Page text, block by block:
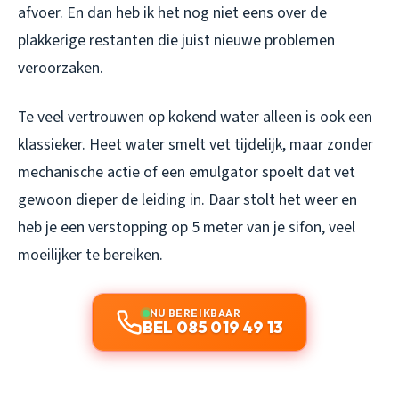
afvoer. En dan heb ik het nog niet eens over de
plakkerige restanten die juist nieuwe problemen
veroorzaken.
Te veel vertrouwen op kokend water alleen is ook een
klassieker. Heet water smelt vet tijdelijk, maar zonder
mechanische actie of een emulgator spoelt dat vet
gewoon dieper de leiding in. Daar stolt het weer en
heb je een verstopping op 5 meter van je sifon, veel
moeilijker te bereiken.
NU BEREIKBAAR
BEL 085 019 49 13